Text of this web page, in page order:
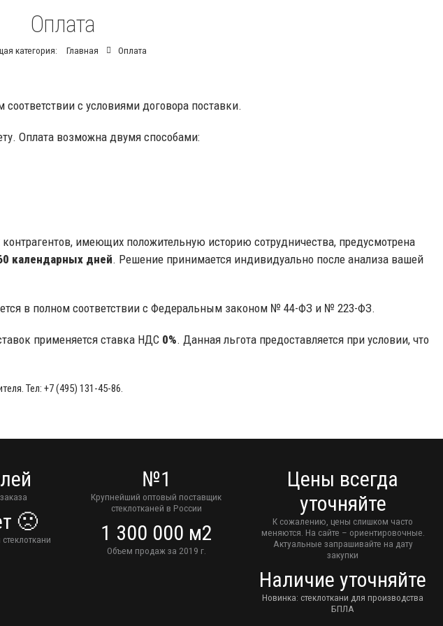
Оплата
категория: Главная Оплата
с условиями договора поставки.
Оплата возможна двумя способами:
имеющих положительную историю сотрудничества, предусмотрена
календарных дней. Решение принимается индивидуально после анализа вашей
в полном соответствии с Федеральным законом № 44-ФЗ и № 223-ФЗ.
применяется ставка НДС 0%. Данная льгота предоставляется при условии, что
Тел: +7 (495) 131-45-86.
🙁
№1
Крупнейший оптовый поставщик
стеклотканей в России
1 300 000 м2
Объем продаж за 2019 г.
Цены всегда
уточняйте
К сожалению, цены слишком часто
меняются. На сайте – ориентировочные.
Актуальные запрашивайте на дату
закупки
Наличие уточняйте
Новинка: стеклоткани для производства
БПЛА